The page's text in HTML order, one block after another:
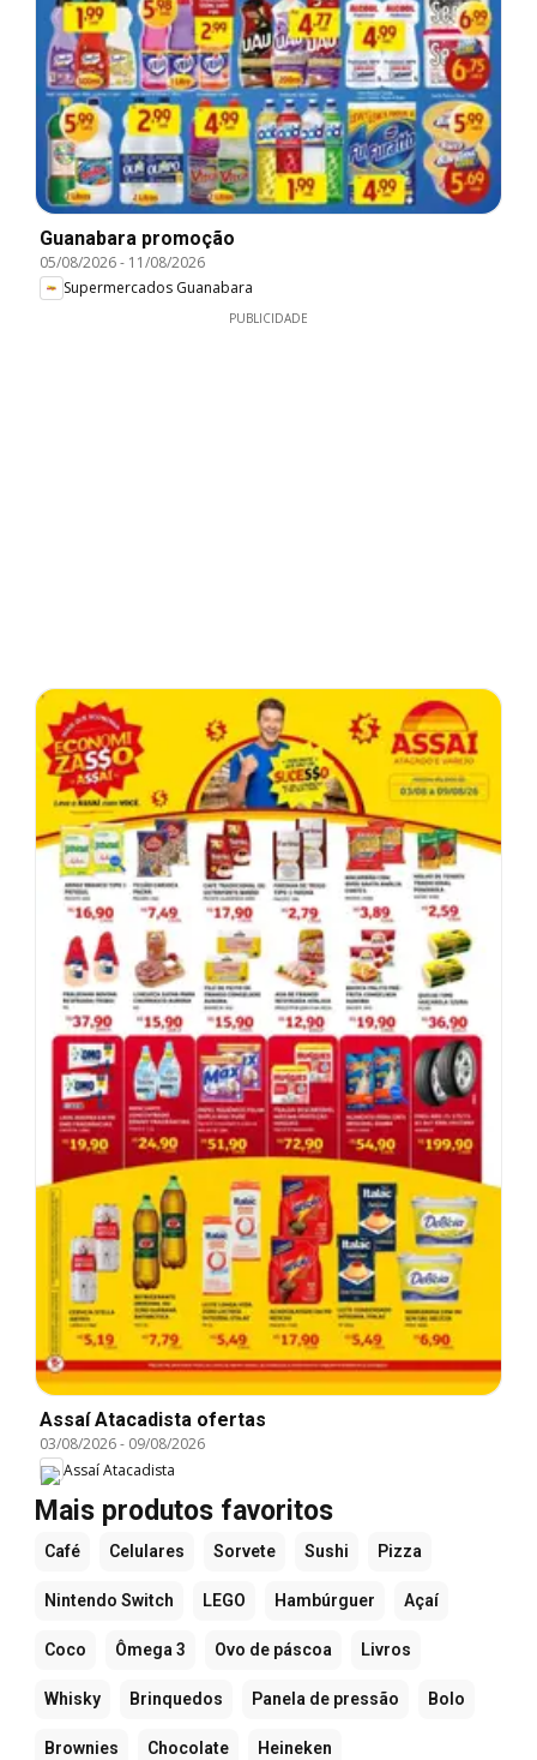
Guanabara promoção
05/08/2026- 11/08/2026
Supermercados Guanabara
PUBLICIDADE
Assaí Atacadista ofertas
03/08/2026- 09/08/2026
Assaí Atacadista
Mais produtos favoritos
Café Celulares Sorvete Sushi Pizza
Nintendo Switch LEGO Hambúrguer Açaí
Coco Ômega 3 Ovo de páscoa Livros
Whisky Brinquedos Panela de pressão Bolo
Brownies Chocolate Heineken